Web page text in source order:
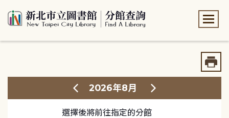
2026年8月
選擇後將前往指定的分館